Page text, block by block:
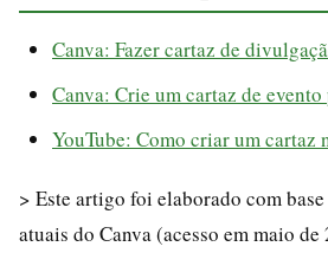
Canva: Fazer cartaz de
Canva: Crie um cartaz de
YouTube: Como criar um cartaz
> Este artigo foi elaborado com
atuais do Canva (acesso em maio